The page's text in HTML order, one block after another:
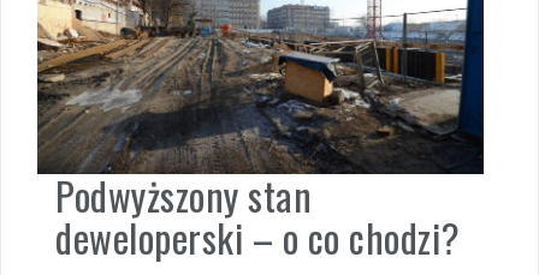
Podwyższony stan
deweloperski – o co chodzi?